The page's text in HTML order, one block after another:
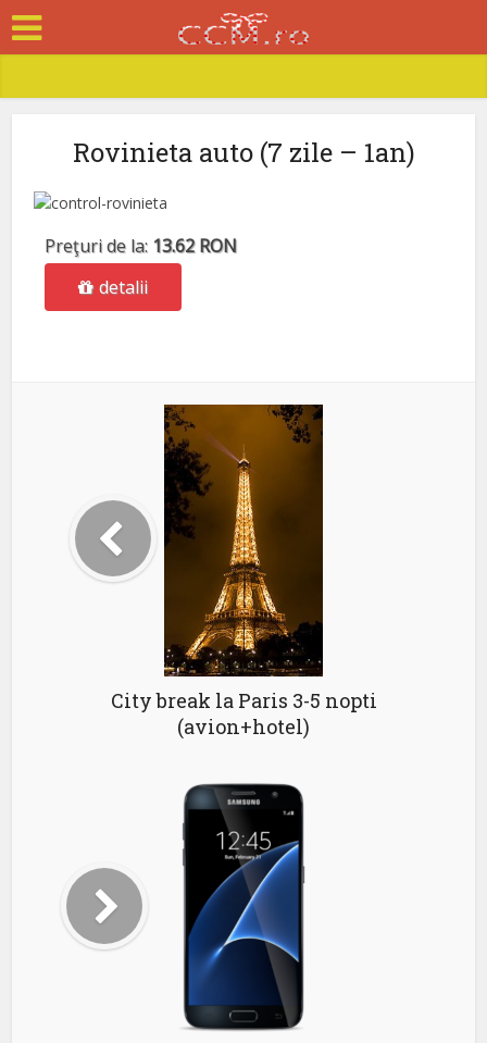
Rovinieta auto (7 zile – 1an)
Preţuri de la: 13.62 RON
detalii
City break la Paris 3-5 nopti
(avion+hotel)